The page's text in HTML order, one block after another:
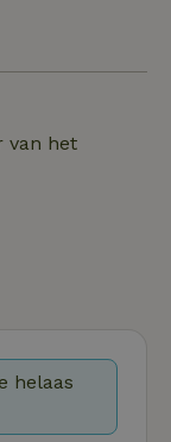
van het
helaas
Targeting
2 maanden
4 weken